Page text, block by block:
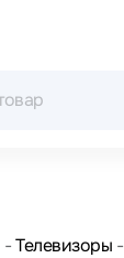
Телевизоры